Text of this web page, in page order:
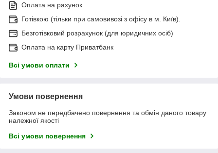
Оплата на рахунок
Готівкою (тільки при самовивозі з офісу в м. Київ).
Безготівковий розрахунок (для юридичних осіб)
Оплата на карту Приватбанк
Всі умови оплати
Умови повернення
Законом не передбачено повернення та обмін даного товару
належної якості
Всі умови повернення